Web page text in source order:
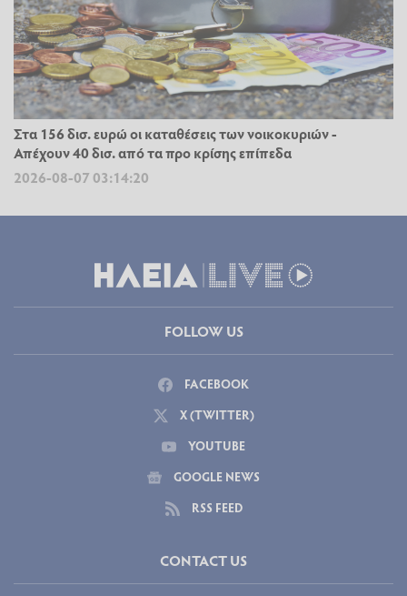
Στα 156 δισ. ευρώ οι καταθέσεις των νοικοκυριών -
Απέχουν 40 δισ. από τα προ κρίσης επίπεδα
2026-08-07 03:14:20
FOLLOW US
FACEBOOK
X (TWITTER)
YOUTUBE
GOOGLE NEWS
RSS FEED
CONTACT US